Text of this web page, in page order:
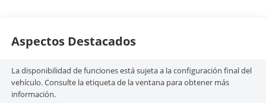
Aspectos Destacados
La disponibilidad de funciones está sujeta a la configuración final del
vehículo. Consulte la etiqueta de la ventana para obtener más
información.